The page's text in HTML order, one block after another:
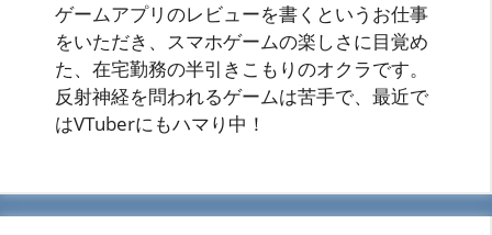
ゲームアプリのレビューを書くというお仕事
をいただき、スマホゲームの楽しさに目覚め
た、在宅勤務の半引きこもりのオクラです。
反射神経を問われるゲームは苦手で、最近で
はVTuberにもハマり中！